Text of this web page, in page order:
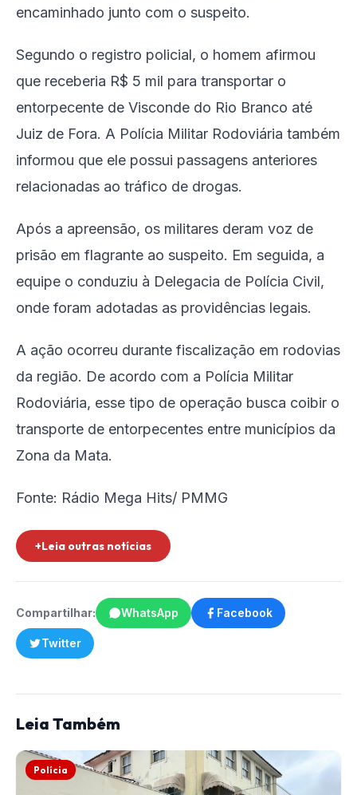
encaminhado junto com o suspeito.
Segundo o registro policial, o homem afirmou
que receberia R$ 5 mil para transportar o
entorpecente de Visconde do Rio Branco até
Juiz de Fora. A Polícia Militar Rodoviária também
informou que ele possui passagens anteriores
relacionadas ao tráfico de drogas.
Após a apreensão, os militares deram voz de
prisão em flagrante ao suspeito. Em seguida, a
equipe o conduziu à Delegacia de Polícia Civil,
onde foram adotadas as providências legais.
A ação ocorreu durante fiscalização em rodovias
da região. De acordo com a Polícia Militar
Rodoviária, esse tipo de operação busca coibir o
transporte de entorpecentes entre municípios da
Zona da Mata.
Fonte: Rádio Mega Hits/ PMMG
+Leia outras notícias
Compartilhar: WhatsApp Facebook
Twitter
Leia Também
Polícia